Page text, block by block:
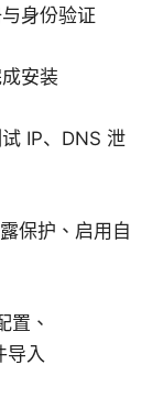
身份验证
安装
IP、DNS 泄
保护、启用自
置、
入